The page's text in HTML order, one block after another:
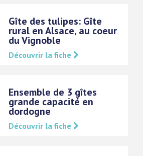
Gîte des tulipes: Gîte
rural en Alsace, au coeur
du Vignoble
Découvrir la fiche
Ensemble de 3 gîtes
grande capacité en
dordogne
Découvrir la fiche